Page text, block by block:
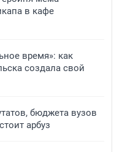
в кафе
время»: как
создала свой
бюджета вузов
арбуз